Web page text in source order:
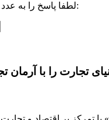
لطفا پاسخ را به عدد انگلیسی وارد کنید: